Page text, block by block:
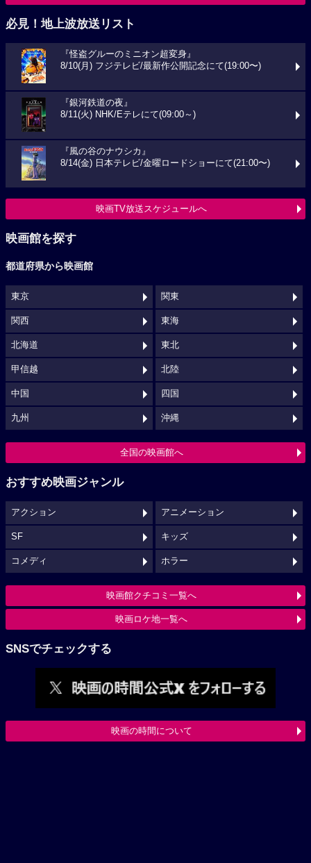
必見！地上波放送リスト
『怪盗グルーのミニオン超変身』
8/10(月) フジテレビ/最新作公開記念にて(19:00〜)
『銀河鉄道の夜』
8/11(火) NHK/Eテレにて(09:00～)
『風の谷のナウシカ』
8/14(金) 日本テレビ/金曜ロードショーにて(21:00〜)
映画TV放送スケジュールへ
映画館を探す
都道府県から映画館
東京 関東
関西 東海
北海道 東北
甲信越 北陸
中国 四国
九州 沖縄
全国の映画館へ
おすすめ映画ジャンル
アクション アニメーション
SF キッズ
コメディ ホラー
映画館クチコミ一覧へ
映画ロケ地一覧へ
SNSでチェックする
映画の時間について